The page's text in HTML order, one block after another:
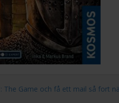
The Game och få ett mail så fort